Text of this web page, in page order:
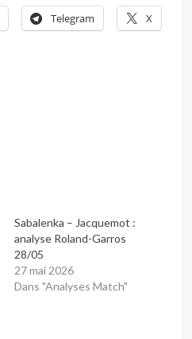
Telegram X
Sabalenka – Jacquemot :
analyse Roland-Garros
28/05
27 mai 2026
Dans "Analyses Match"